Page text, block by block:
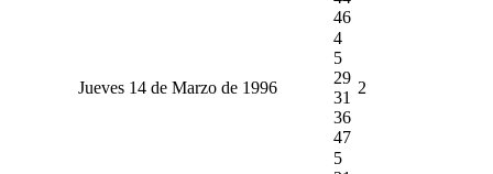
46
Jueves 14 de Marzo de 1996
4
5
29
31
36
47
2
5